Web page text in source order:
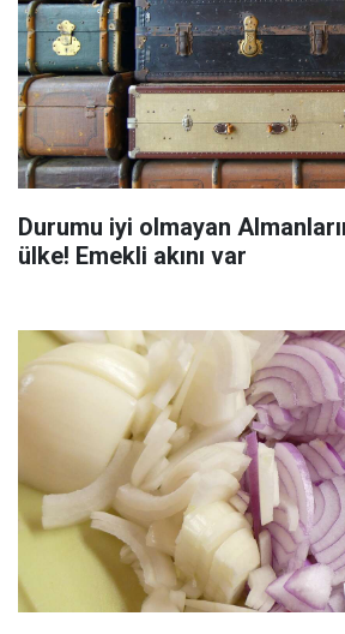
Durumu iyi olmayan
ülke! Emekli akını var